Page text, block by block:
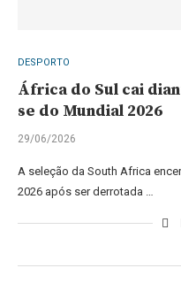
DESPORTO
África do Sul cai
se do Mundial 2026
29/06/2026
A seleção da South Africa
2026 após ser derrotada …